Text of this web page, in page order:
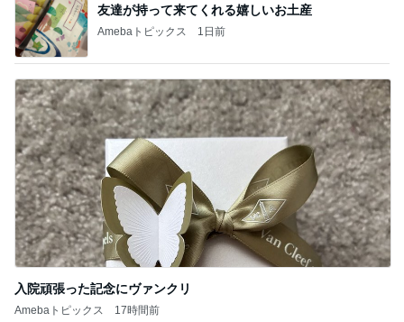
友達が持って来てくれる嬉しいお土産
Amebaトピックス 1日前
入院頑張った記念にヴァンクリ
Amebaトピックス 17時間前